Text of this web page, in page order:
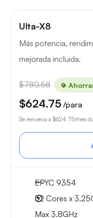
Ulta-X8
Más potencia,
mejorada incluida.
$780.68
$624.75 /para
Se renueva a $624.75/mes
EPYC 9354
32 Cores x
Max 3.8GHz